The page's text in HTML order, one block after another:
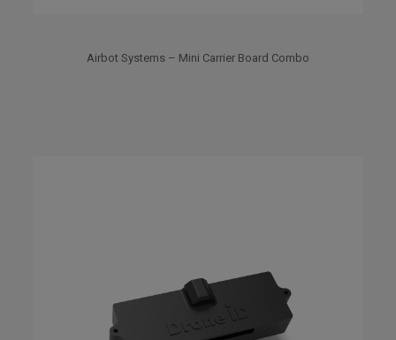
Airbot Systems – Mini Carrier Board Combo